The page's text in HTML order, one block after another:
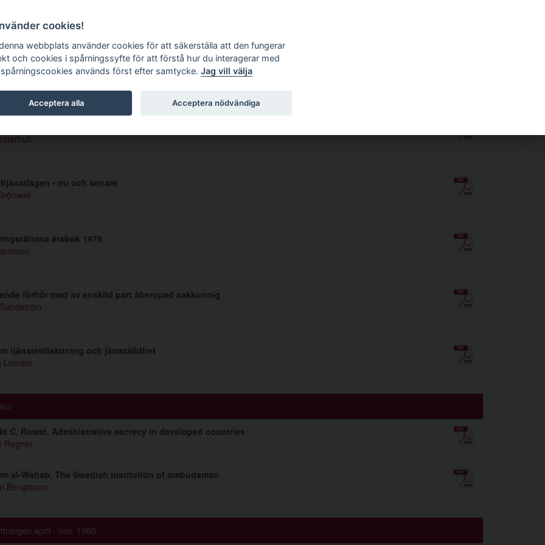
tidskrift
1980 5-6
- nu och senare
årsbok 1978
förhör med av enskild part åberopad sakkunnig
tjänstetillsättning och jämställdhet
Loinder
C. Rowat, Administrative secrecy in developed countries
Regner
al-Wahab, The Swedish institution of ombudsman
Bengtsson
april - nov. 1980
cookies!
webbplats använder cookies för att säkerställa att den fungerar
och cookies i spårningssyfte för att förstå hur du interagerar med
används först efter samtycke. Jag vill välja
Acceptera alla Acceptera nödvändiga